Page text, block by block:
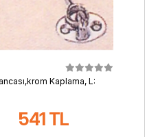
Kaplama, L:
541 TL